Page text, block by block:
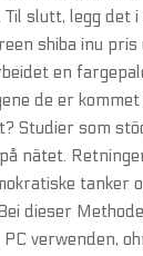
Til slutt, legg det
shiba inu pris
en
de er
Studier som
nätet.
tanker
dieser
verwenden,